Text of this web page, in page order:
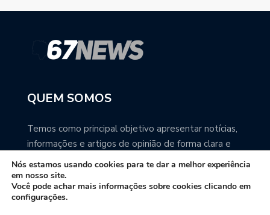
QUEM SOMOS
Temos como principal objetivo apresentar notícias,
informações e artigos de opinião de forma clara e
precisa. Você pode ter a total certeza que o
67NEWS é uma excelente fonte de informação
sobre Mato Grosso do Sul.
Nós estamos usando cookies para te dar a melhor experiência
em nosso site.
Você pode achar mais informações sobre cookies clicando em
configurações.